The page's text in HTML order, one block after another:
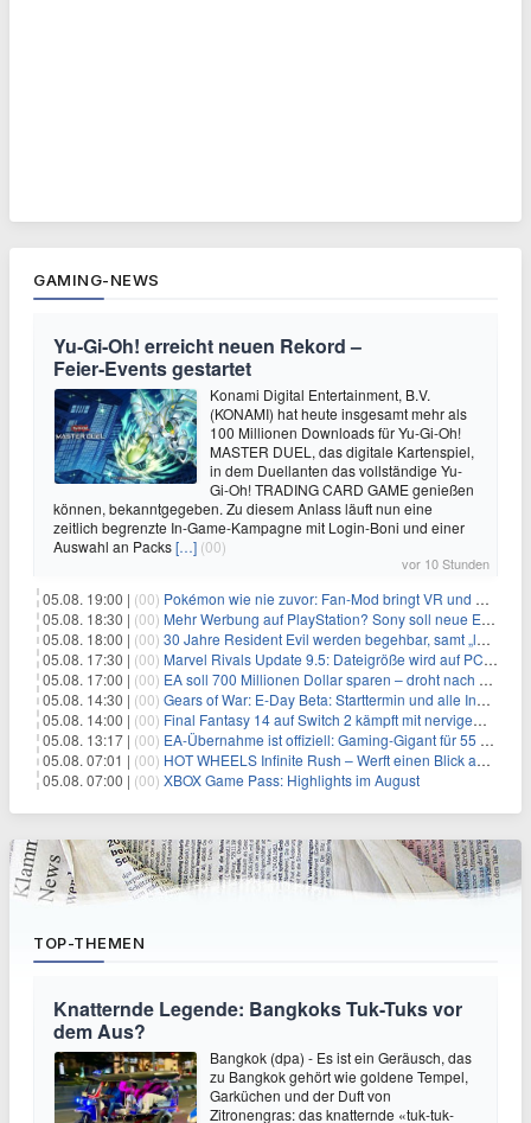
GAMING-NEWS
Yu‑Gi‑Oh! erreicht neuen Rekord –
Feier‑Events gestartet
Konami Digital Entertainment, B.V.
(KONAMI) hat heute insgesamt mehr als
100 Millionen Downloads für Yu-Gi-Oh!
MASTER DUEL, das digitale Kartenspiel,
in dem Duellanten das vollständige Yu-
Gi-Oh! TRADING CARD GAME genießen
können, bekanntgegeben. Zu diesem Anlass läuft nun eine
zeitlich begrenzte In-Game-Kampagne mit Login-Boni und einer
Auswahl an Packs[…] (00)
vor 10 Stunden
05.08. 19:00 | (00) Pokémon wie nie zuvor: Fan-Mod bringt VR und Ego-Perspektive nach Kanto
05.08. 18:30 | (00) Mehr Werbung auf PlayStation? Sony soll neue Einnahmequellen prüfen
05.08. 18:00 | (00) 30 Jahre Resident Evil werden begehbar, samt „lebensgroßem Leon“
05.08. 17:30 | (00) Marvel Rivals Update 9.5: Dateigröße wird auf PC und Konsolen deutlich reduziert
05.08. 17:00 | (00) EA soll 700 Millionen Dollar sparen – droht nach der Übernahme die nächste Entlassungswelle?
05.08. 14:30 | (00) Gears of War: E-Day Beta: Starttermin und alle Inhalte offiziell bestätigt
05.08. 14:00 | (00) Final Fantasy 14 auf Switch 2 kämpft mit nervigem Ladefehler
05.08. 13:17 | (00) EA-Übernahme ist offiziell: Gaming-Gigant für 55 Milliarden Dollar verkauft
05.08. 07:01 | (00) HOT WHEELS Infinite Rush – Werft einen Blick auf den Trailer und erfahrt mehr
05.08. 07:00 | (00) XBOX Game Pass: Highlights im August
TOP-THEMEN
Knatternde Legende: Bangkoks Tuk-Tuks vor
dem Aus?
Bangkok (dpa) - Es ist ein Geräusch, das
zu Bangkok gehört wie goldene Tempel,
Garküchen und der Duft von
Zitronengras: das knatternde «tuk-tuk-